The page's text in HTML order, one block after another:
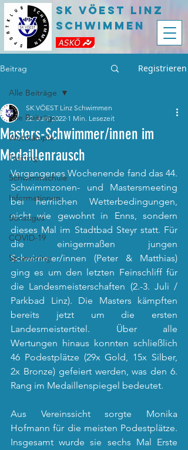
SK VÖEST LInz
Schwimmen
Beitrag Registrieren
Alle Beiträge
Wettkämpfe
Training
Schwimmschule
Informationen
Sonstiges
COVID-19
Sponsoring
Alle Beiträge
Masters-Schwimmer/innen im
Medaillenrausch
SK VÖEST Linz Schwimmen
22. Juni 2022 1 Min. Lesezeit
Vergangenes Wochenende fand das 44.
Schwimmzonen- und Mastersmeeting
bei herrlichen Wetterbedingungen,
nicht wie gewohnt in Enns, sondern
dieses Mal im Stadtbad Steyr statt. Für
die einigermaßen jungen
Schwimmer/innen (Peter & Matthias)
ging es um den letzten Feinschliff für
die Landesmeisterschaften (2.-3. Juli /
Parkbad Linz). Die Masters kämpften
bereits jetzt um die ersten
Landesmeistertitel. Über alle
Wertungen hinaus konnten schließlich
46 Podestplätze (29x Gold, 15x Silber,
2x Bronze) gefeiert werden, was den 6.
Rang im Medaillenspiegel bedeutet.
Aus Vereinssicht sorgte Monika
Hofmann für die meisten Podestplätze.
Insgesamt wurde sie sechs Mal Erste